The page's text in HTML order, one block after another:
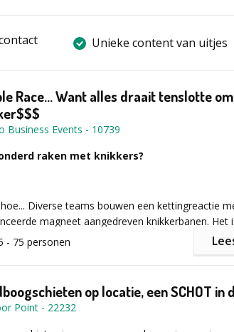
Unieke content van uitjes
Race... Want alles draait tenslotte
Business Events - 10739
raken met knikkers?
hoe... Diverse teams bouwen een kettingreactie
magneet aangedreven knikkerbanen. Het
competitie waarin elk team een fantastische
verrassende effecten. Een onmisbaar
knikkers die je vindt in de ruimte!
strategische en behendigheidsspellen
In elk spel speelt de knikker uiteraard een
- 75 personen
op locatie, een SCHOT in
Point - 22232